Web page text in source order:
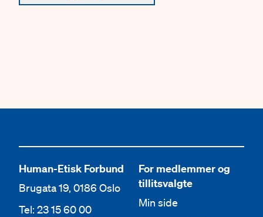
Human-Etisk Forbund
Brugata 19, 0186 Oslo
Tel: 23 15 60 00
For medlemmer og
tillitsvalgte
Min side